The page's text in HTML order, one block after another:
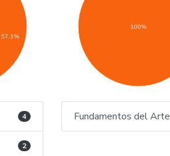
57.1%
4
2
100%
Fundamentos del Arte